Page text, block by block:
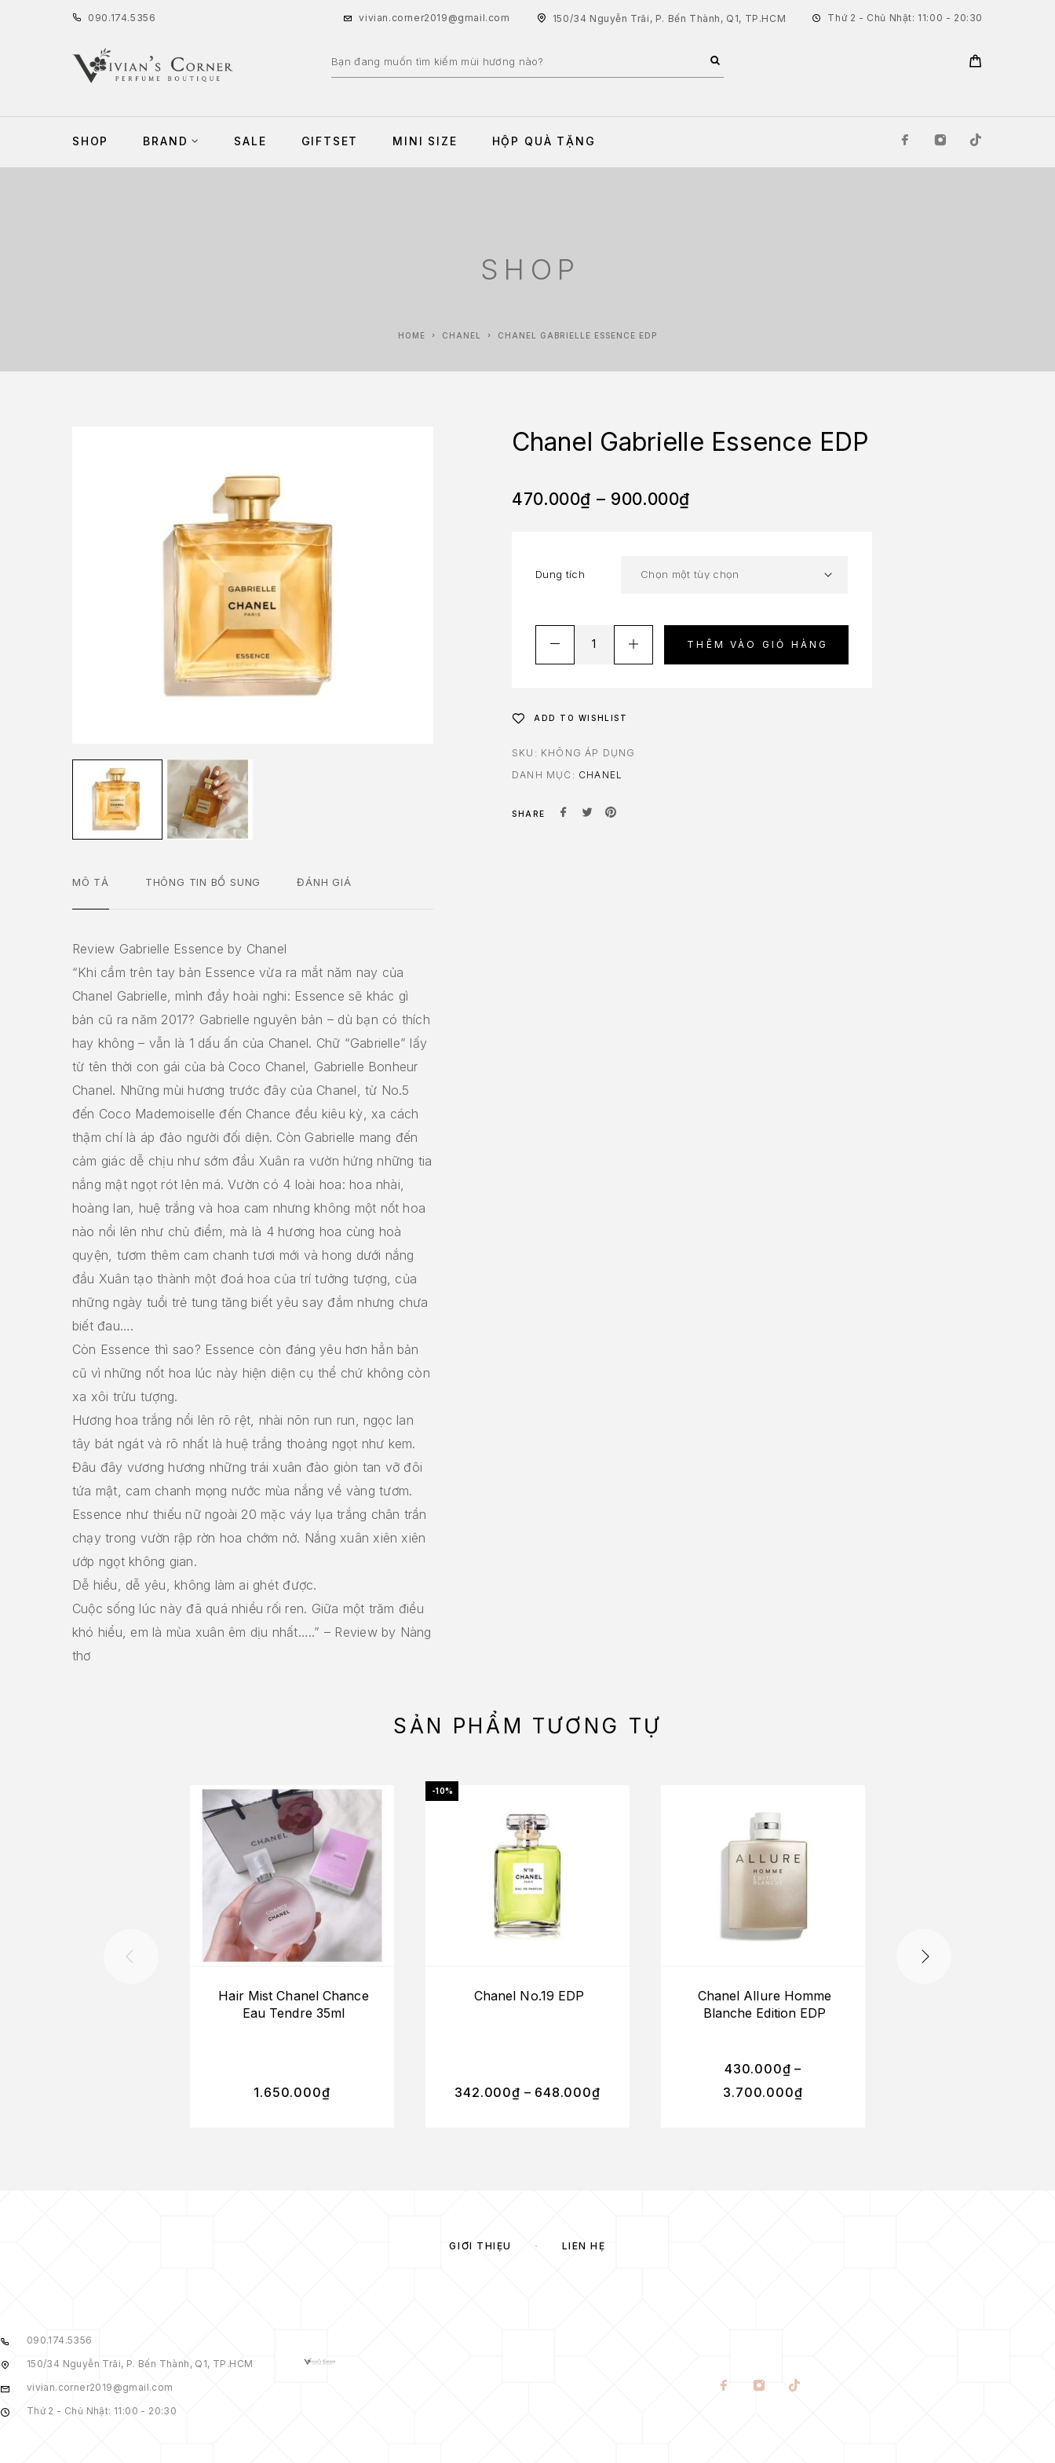
090 .174.5356 vivian.corner2019@gmail.com 150/34 Nguyễn Trãi, P. Bến Thành, Q1, TP.HCM Thứ 2 - Chủ Nhật: 11:00 - 20:30
SHOP BRAND SALE GIFTSET MINI SIZE HỘP QUÀ TẶNG
SHOP
HOME CHANEL CHANEL GABRIELLE ESSENCE EDP
MÔ TẢ THÔNG TIN BỔ SUNG ĐÁNH GIÁ
Review Gabrielle Essence by Chanel
“Khi cầm trên tay bản Essence vừa ra mắt năm nay của
Chanel Gabrielle, mình đầy hoài nghi: Essence sẽ khác gì
bản cũ ra năm 2017? Gabrielle nguyên bản – dù bạn có thích
hay không – vẫn là 1 dấu ấn của Chanel. Chữ “Gabrielle” lấy
từ tên thời con gái của bà Coco Chanel, Gabrielle Bonheur
Chanel. Những mùi hương trước đây của Chanel, từ No.5
đến Coco Mademoiselle đến Chance đều kiêu kỳ, xa cách
thậm chí là áp đảo người đối diện. Còn Gabrielle mang đến
cảm giác dễ chịu như sớm đầu Xuân ra vườn hứng những tia
nắng mật ngọt rót lên má. Vườn có 4 loài hoa: hoa nhài,
hoàng lan, huệ trắng và hoa cam nhưng không một nốt hoa
nào nổi lên như chủ điểm, mà là 4 hương hoa cùng hoà
quyện, tươm thêm cam chanh tươi mới và hong dưới nắng
đầu Xuân tạo thành một đoá hoa của trí tưởng tượng, của
những ngày tuổi trẻ tung tăng biết yêu say đắm nhưng chưa
biết đau….
Còn Essence thì sao? Essence còn đáng yêu hơn hẳn bản
cũ vì những nốt hoa lúc này hiện diện cụ thể chứ không còn
xa xôi trừu tượng.
Hương hoa trắng nổi lên rõ rệt, nhài nõn run run, ngọc lan
tây bát ngát và rõ nhất là huệ trắng thoảng ngọt như kem.
Đâu đây vương hương những trái xuân đào giòn tan vỡ đôi
tứa mật, cam chanh mọng nước mùa nắng về vàng tươm.
Essence như thiếu nữ ngoài ‪20 mặc‬ váy lụa trắng chân trần
chạy trong vườn rập rờn hoa chớm nở. Nắng xuân xiên xiên
ướp ngọt không gian.‬
Dễ hiểu, dễ yêu, không làm ai ghét được.
Cuộc sống lúc này đã quá nhiều rối ren. Giữa một trăm điều
khó hiểu, em là mùa xuân êm dịu nhất…..” – Review by Nàng
thơ
Chanel Gabrielle Essence EDP
470.000₫ – 900.000₫
Dung tích
THÊM VÀO GIỎ HÀNG
ADD TO WISHLIST
SKU: KHÔNG ÁP DỤNG
DANH MỤC: CHANEL
SHARE
SẢN PHẨM TƯƠNG TỰ
Hair Mist Chanel Chance
Eau Tendre 35ml
1.650.000₫
-10%
Chanel No.19 EDP
342.000₫ – 648.000₫
Chanel Allure Homme
Blanche Edition EDP
430.000₫ –
3.700.000₫
GIỚI THIỆU LIÊN HỆ
090.174.5356
150/34 Nguyễn Trãi, P. Bến Thành, Q1, TP.HCM
vivian.corner2019@gmail.com
Thứ 2 - Chủ Nhật: 11:00 - 20:30